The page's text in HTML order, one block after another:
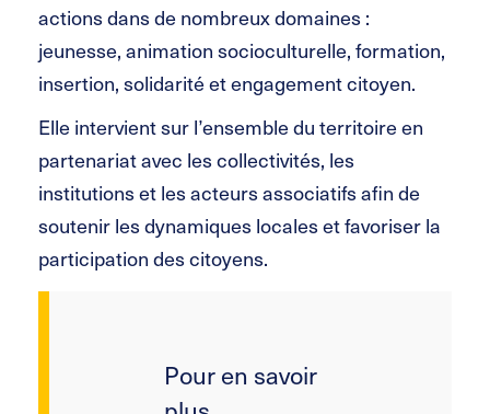
actions dans de nombreux domaines :
jeunesse, animation socioculturelle, formation,
insertion, solidarité et engagement citoyen.
Elle intervient sur l’ensemble du territoire en
partenariat avec les collectivités, les
institutions et les acteurs associatifs afin de
soutenir les dynamiques locales et favoriser la
participation des citoyens.
Pour en savoir